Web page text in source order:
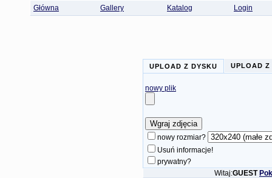
Główna Gallery Katalog Login
UPLOAD Z DYSKU UPLOAD Z
nowy plik
nowy rozmiar?
Usuń informacje!
prywatny?
Witaj:GUEST